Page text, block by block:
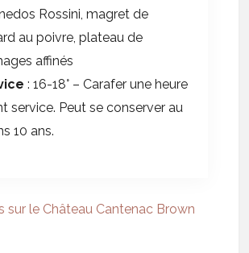
Rossini, magret de
au poivre, plateau de
affinés
: 16-18° – Carafer une heure
service. Peut se conserver au
10 ans.
sur le Château Cantenac Brown